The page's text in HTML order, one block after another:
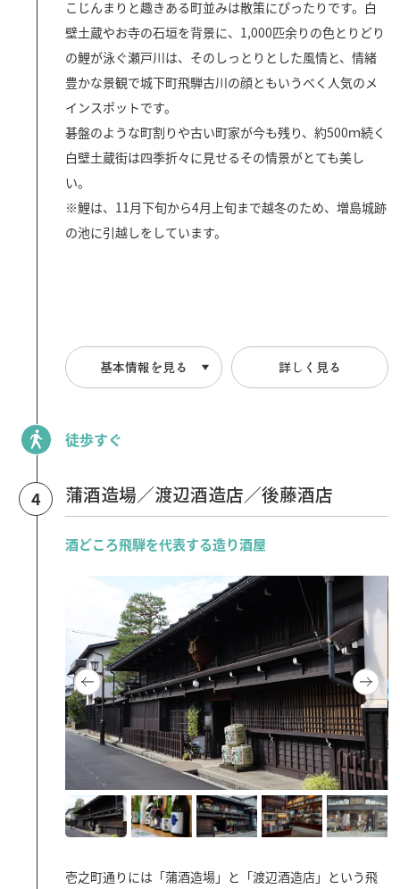
こじんまりと趣きある町並みは散策にぴったりです。白
壁土蔵やお寺の石垣を背景に、1,000匹余りの色とりどり
の鯉が泳ぐ瀬戸川は、そのしっとりとした風情と、情緒
豊かな景観で城下町飛騨古川の顔ともいうべく人気のメ
インスポットです。
碁盤のような町割りや古い町家が今も残り、約500ｍ続く
白壁土蔵街は四季折々に見せるその情景がとても美し
い。
※鯉は、11月下旬から4月上旬まで越冬のため、増島城跡
の池に引越しをしています。
基本情報を見る 詳しく見る
徒歩すぐ
4 蒲酒造場／渡辺酒造店／後藤酒店
酒どころ飛騨を代表する造り酒屋
壱之町通りには「蒲酒造場」と「渡辺酒造店」という飛